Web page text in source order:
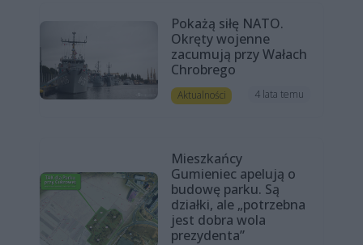
Pokażą siłę NATO.
Okręty wojenne
zacumują przy Wałach
Chrobrego
Aktualności 4 lata temu
Mieszkańcy
Gumieniec apelują o
budowę parku. Są
działki, ale „potrzebna
jest dobra wola
prezydenta”